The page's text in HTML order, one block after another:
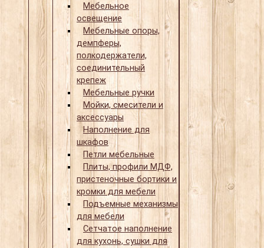
Мебельное
освещение
Мебельные опоры,
демпферы,
полкодержатели,
соединительный
крепеж
Мебельные ручки
Мойки, смесители и
аксессуары
Наполнение для
шкафов
Петли мебельные
Плиты, профили МДФ,
пристеночные бортики и
кромки для мебели
Подъемные механизмы
для мебели
Сетчатое наполнение
для кухонь, сушки для